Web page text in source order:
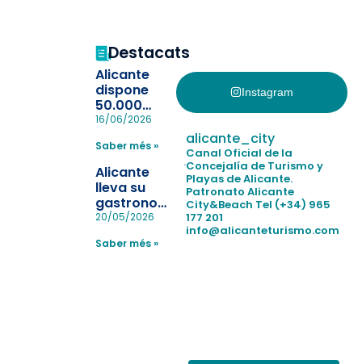
Destacats
Alicante
dispone
50.000
pulseras
la
pérdida de niños
en las
playas y
realiza con
éxito un
simulacro de socorrismo
16/06/2026
Saber més »
Alicante
lleva su
gastronomía
a Madrid
reforzar el
20/05/2026
Saber més »
Instagram
alicante_city
Canal Oficial de la
Concejalía de Turismo y
Playas de Alicante.
Patronato Alicante
City&Beach Tel (+34) 965
177 201
info@alicanteturismo.com